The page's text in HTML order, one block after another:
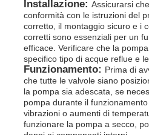
Installazione:Assicurarsi
conformità con le istruzioni del
corretto, il montaggio sicuro e i
corretti sono essenziali per un
efficace. Verificare che la
specifico tipo di acque reflue e
Funzionamento: Prima di
che tutte le valvole siano
la pompa sia adescata, se
pompa durante il
vibrazioni o aumenti di
funzionare la pompa a secco,